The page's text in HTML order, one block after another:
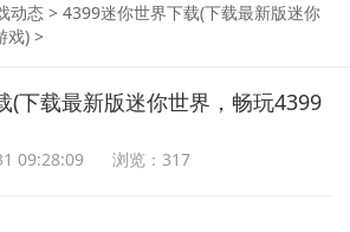
动态 > 4399迷你世界下载(下载最新版迷你
戏) >
(下载最新版迷你世界，畅玩4399
09:28:09 浏览：317